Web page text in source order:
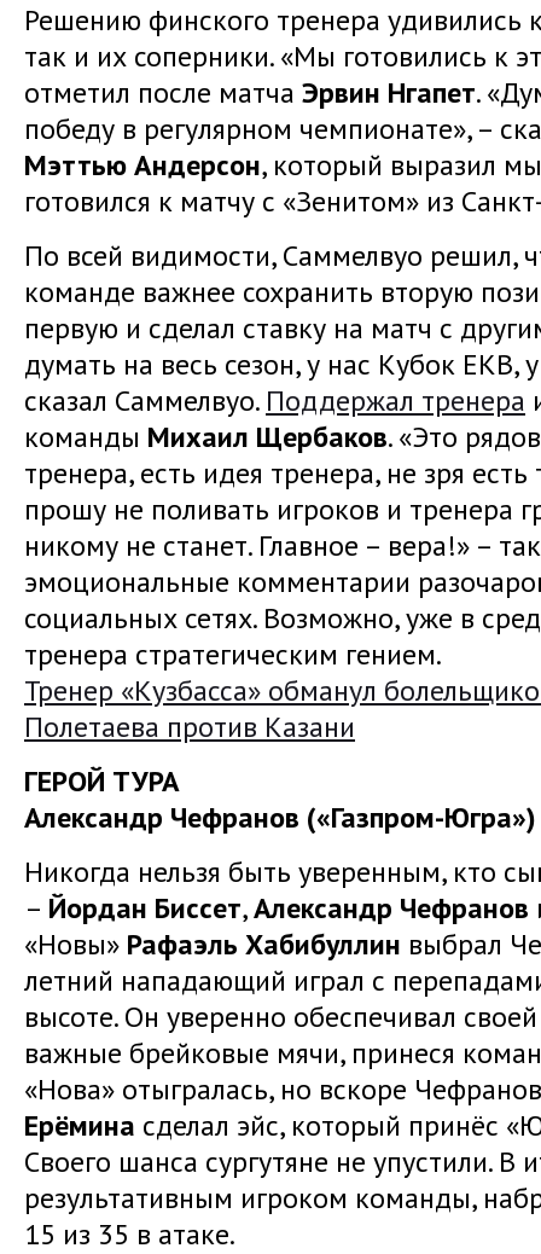
Решению финского тренера удивились
так и их соперники. «Мы готовились к
отметил после матча Эрвин Нгапет.
победу в регулярном чемпионате», –
Мэттью Андерсон, который выразил
готовился к матчу с «Зенитом» из
По всей видимости, Саммелвуо решил,
команде важнее сохранить вторую
первую и сделал ставку на матч с
думать на весь сезон, у нас Кубок ЕКВ,
сказал Саммелвуо. Поддержал тренера
команды Михаил Щербаков. «Это
тренера, есть идея тренера, не зря
прошу не поливать игроков и тренера
никому не станет. Главное – вера!» –
эмоциональные комментарии
социальных сетях. Возможно, уже в
тренера стратегическим гением.
Тренер «Кузбасса» обманул
Полетаева против Казани
ГЕРОЙ ТУРА
Александр Чефранов («Газпром-Югра»)
Никогда нельзя быть уверенным, кто
– Йордан Биссет,Александр Чефранов
«Новы» Рафаэль Хабибуллин выбрал
летний нападающий играл с
высоте. Он уверенно обеспечивал
важные брейковые мячи, принеся
«Нова» отыгралась, но вскоре
Ерёмина сделал эйс, который принёс
Своего шанса сургутяне не упустили.
результативным игроком команды,
15 из 35 в атаке.